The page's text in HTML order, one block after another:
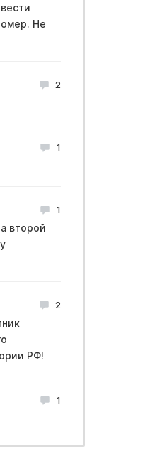
Не
2
1
1
второй
2
РФ!
1